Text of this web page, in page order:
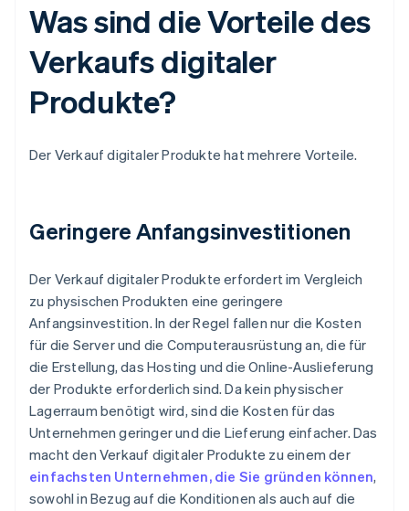
Was sind die Vorteile des
Verkaufs digitaler
Produkte?
Der Verkauf digitaler Produkte hat mehrere Vorteile.
Geringere Anfangsinvestitionen
Der Verkauf digitaler Produkte erfordert im Vergleich
zu physischen Produkten eine geringere
Anfangsinvestition. In der Regel fallen nur die Kosten
für die Server und die Computerausrüstung an, die für
die Erstellung, das Hosting und die Online-Auslieferung
der Produkte erforderlich sind. Da kein physischer
Lagerraum benötigt wird, sind die Kosten für das
Unternehmen geringer und die Lieferung einfacher. Das
macht den Verkauf digitaler Produkte zu einem der
einfachsten Unternehmen, die Sie gründen können,
sowohl in Bezug auf die Konditionen als auch auf die